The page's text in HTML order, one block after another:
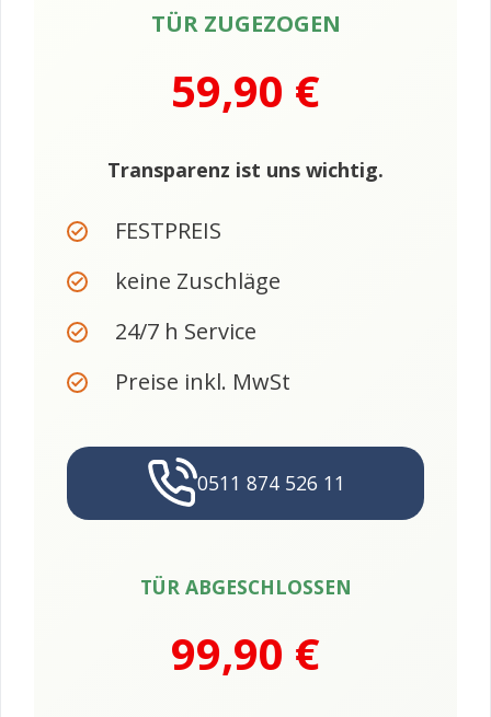
TÜR ZUGEZOGEN
59,90 €
Transparenz ist uns wichtig.
FESTPREIS
keine Zuschläge
24/7 h Service
Preise inkl. MwSt
0511 874 526 11
TÜR ABGESCHLOSSEN
99,90 €